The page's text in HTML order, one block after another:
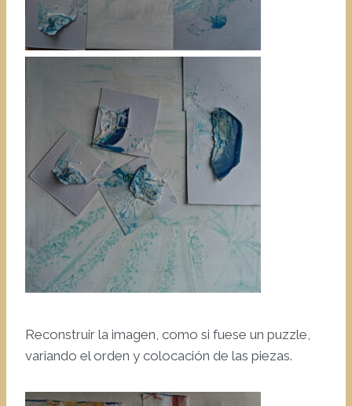
Reconstruir la imagen, como si fuese un puzzle,
variando el orden y colocación de las piezas.